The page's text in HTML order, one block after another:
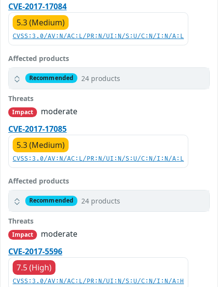
CVE-2017-17084
5.3 (Medium)
CVSS:3.0/AV:N/AC:L/PR:N/UI:N/S:U/C:N/I:N/A:L
Affected products
Recommended 24 products
Threats
Impact
moderate
CVE-2017-17085
5.3 (Medium)
CVSS:3.0/AV:N/AC:L/PR:N/UI:N/S:U/C:N/I:N/A:L
Affected products
Recommended 24 products
Threats
Impact
moderate
CVE-2017-5596
7.5 (High)
CVSS:3.0/AV:N/AC:L/PR:N/UI:N/S:U/C:N/I:N/A:H